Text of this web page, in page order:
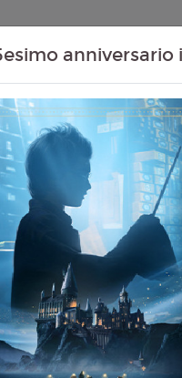
Contenuti Extra
(AVATAR: FIRE
Durata: 197 min
Genere:Avventura,
Lingua:Italiano